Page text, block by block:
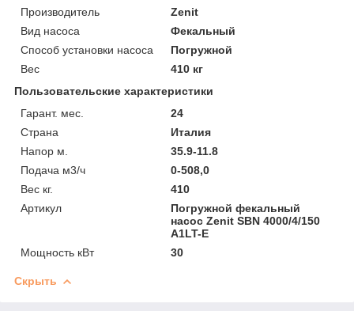
Производитель
Zenit
Вид насоса
Фекальный
Способ установки насоса
Погружной
Вес
410 кг
Пользовательские характеристики
Гарант. мес.
24
Страна
Италия
Напор м.
35.9-11.8
Подача м3/ч
0-508,0
Вес кг.
410
Артикул
Погружной фекальный
насос Zenit SBN 4000/4/150
A1LT-E
Мощность кВт
30
Скрыть